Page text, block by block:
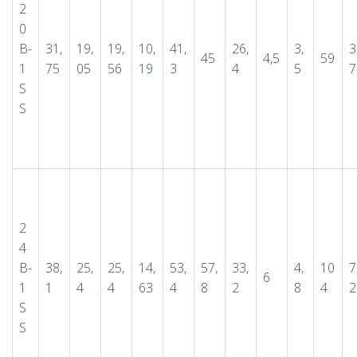
2
0
B-
1
S
S
31,
75
19,
05
19,
56
10,
19
41,
3
45
26,
4
4,5
3,
5
59
2
4
B-
1
S
S
38,
1
25,
4
25,
4
14,
63
53,
4
57,
8
33,
2
6
4,
8
10
4
2